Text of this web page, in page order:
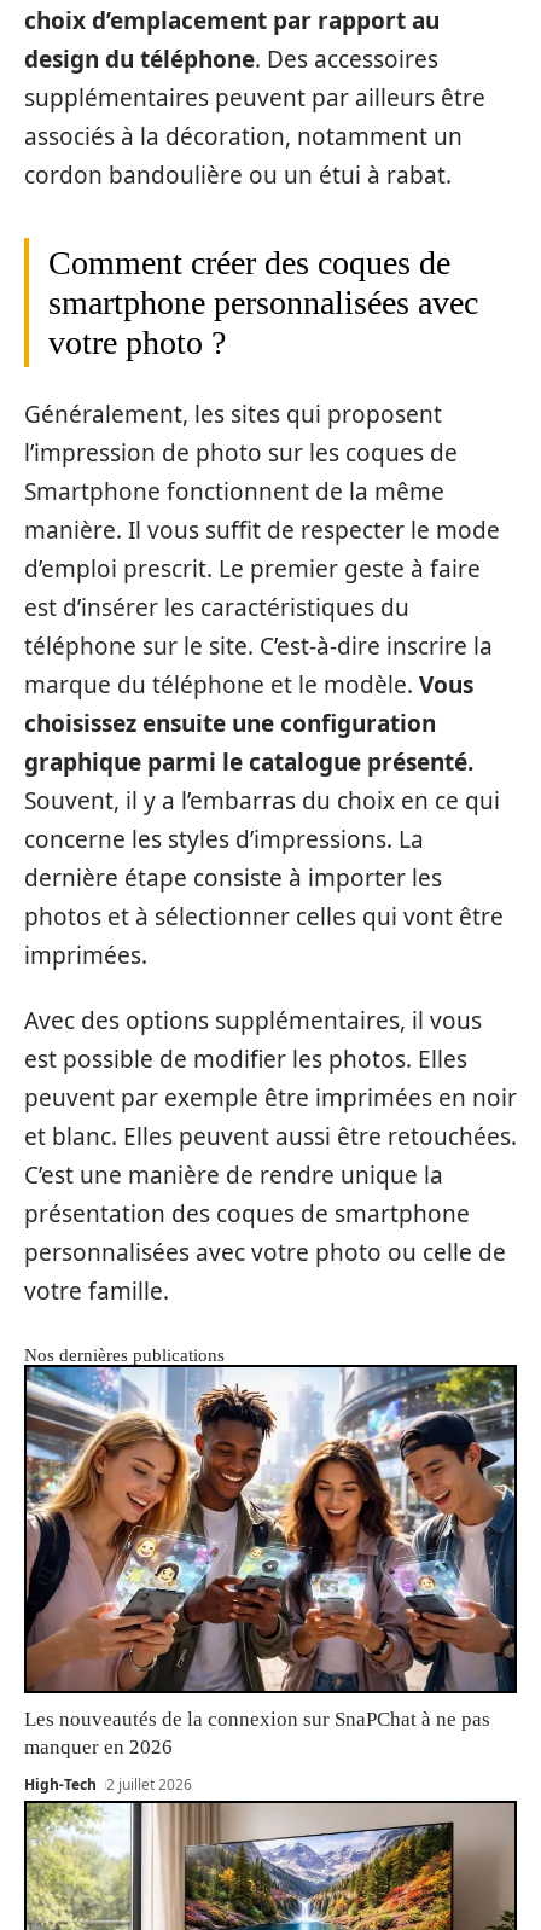
choix d’emplacement par rapport au
design du téléphone. Des accessoires
supplémentaires peuvent par ailleurs être
associés à la décoration, notamment un
cordon bandoulière ou un étui à rabat.
Comment créer des coques de
smartphone personnalisées avec
votre photo ?
Généralement, les sites qui proposent
l’impression de photo sur les coques de
Smartphone fonctionnent de la même
manière. Il vous suffit de respecter le mode
d’emploi prescrit. Le premier geste à faire
est d’insérer les caractéristiques du
téléphone sur le site. C’est-à-dire inscrire la
marque du téléphone et le modèle. Vous
choisissez ensuite une configuration
graphique parmi le catalogue présenté.
Souvent, il y a l’embarras du choix en ce qui
concerne les styles d’impressions. La
dernière étape consiste à importer les
photos et à sélectionner celles qui vont être
imprimées.
Avec des options supplémentaires, il vous
est possible de modifier les photos. Elles
peuvent par exemple être imprimées en noir
et blanc. Elles peuvent aussi être retouchées.
C’est une manière de rendre unique la
présentation des coques de smartphone
personnalisées avec votre photo ou celle de
votre famille.
Nos dernières publications
Les nouveautés de la connexion sur SnaPChat à ne pas
manquer en 2026
High-Tech 2 juillet 2026